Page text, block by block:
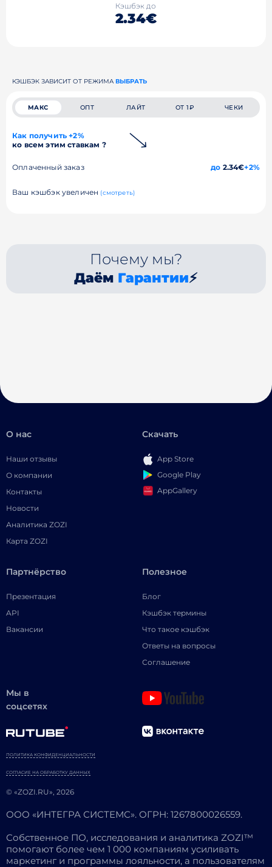
Кэшбэк до
2.34€
КЭШБЭК ЗАВИСИТ ОТ РЕЖИМА ВЫБРАТЬ
МАКС ОПТ ЛАЙТ ОТ 1₽ ЧЕКИ
Как получить +2%
ко всем этим ставкам ?
Оплаченный заказ до 2.34€+2%
Ваш кэшбэк увеличен (смотреть)
Почему мы?
Даём Гарантии⚡
О нас
Наши отзывы
О компании
Контакты
Новости
Аналитика ZOZI
Карта ZOZI
Скачать
App Store
Google Play
AppGallery
Партнёрство
Презентация
API
Вакансии
Полезное
Блог
Кэшбэк термины
Что такое кэшбэк
Ответы на вопросы
Соглашение
Мы в
соцсетях
© «ZOZI.RU», 2026
ПОЛИТИКА КОНФИДЕНЦИАЛЬНОСТИ
СОГЛАСИЕ НА ОБРАБОТКУ ДАННЫХ
ООО «ИНТЕГРА СИСТЕМС». ОГРН: 1267800026559.
Собственное ПО, исследования и аналитика ZOZI™
помогают более чем 1 000 компаниям усиливать
маркетинг и программы лояльности, а пользователям